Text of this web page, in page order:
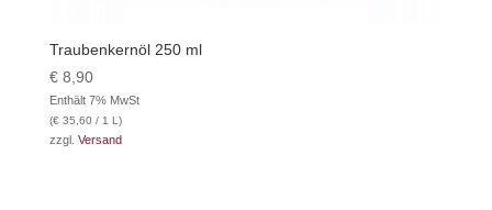
Traubenkernöl 250 ml
€8,90
Enthält 7% MwSt
(€35,60 / 1 L)
zzgl. Versand